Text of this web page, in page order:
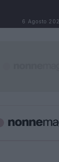
6 Agosto